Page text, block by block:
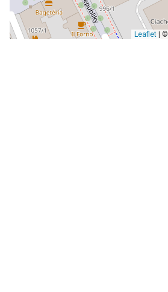
Leaflet| ©